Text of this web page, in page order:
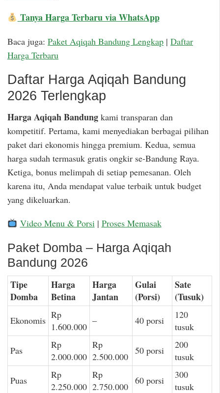
Tanya Harga Terbaru via WhatsApp
Baca juga: Paket Aqiqah Bandung Lengkap | Daftar
Harga Terbaru
Daftar Harga Aqiqah Bandung
2026 Terlengkap
Harga Aqiqah Bandung kami transparan dan
kompetitif. Pertama, kami menyediakan berbagai pilihan
paket dari ekonomis hingga premium. Kedua, semua
harga sudah termasuk gratis ongkir se-Bandung Raya.
Ketiga, bonus melimpah di setiap pemesanan. Oleh
karena itu, Anda mendapat value terbaik untuk budget
yang dikeluarkan.
Video Menu & Porsi| Proses Memasak
Paket Domba – Harga Aqiqah
Bandung 2026
Tipe
Domba
Harga
Betina
Harga
Jantan
Gulai
(Porsi)
Sate
(Tusuk)
Ekonomis Rp
1.600.000
– 40 porsi
120
tusuk
Pas
Rp
2.000.000
Rp
2.500.000
50 porsi
200
tusuk
Puas
Rp
2.250.000
Rp
2.750.000
60 porsi
300
tusuk